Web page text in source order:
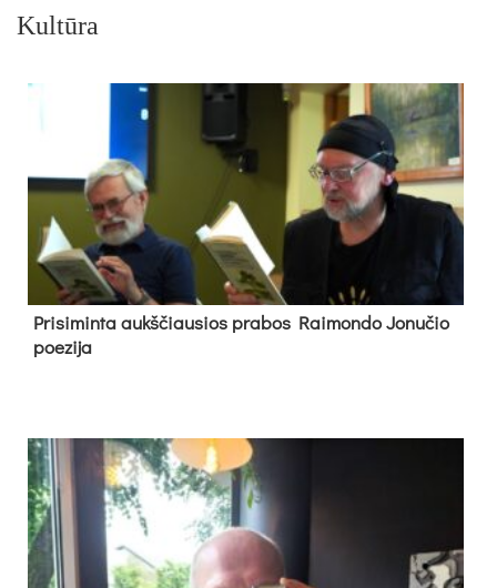
Kultūra
Pri­si­min­ta aukš­čiau­sios pra­bos Rai­mon­do Jo­nu­čio
poe­zi­ja